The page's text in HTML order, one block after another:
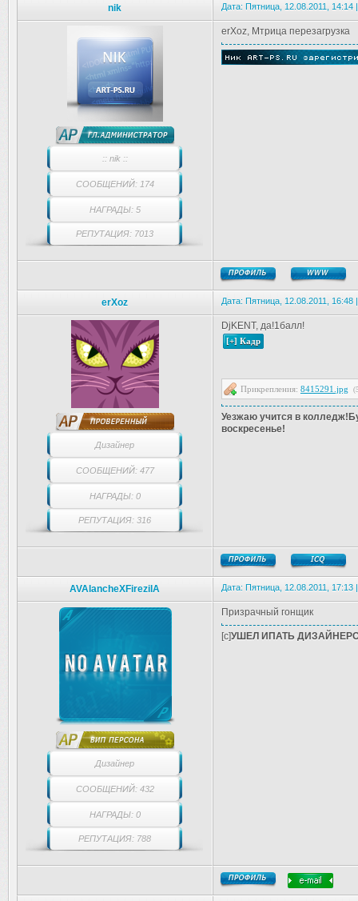
nik Дата: Пятница, 12.08.2011,
:: nik ::
СООБЩЕНИЙ: 174
НАГРАДЫ: 5
РЕПУТАЦИЯ: 7013
erXoz, Мтрица перезагрузка
erXoz Дата: Пятница, 12.08.2011,
Дизайнер
СООБЩЕНИЙ: 477
НАГРАДЫ: 0
РЕПУТАЦИЯ: 316
DjKENT, да!1балл!
Прикрепления: 8415291.jpg
Уезжаю учится в
воскресенье!
AVAlancheXFirezilA Дата: Пятница, 12.08.2011,
Дизайнер
СООБЩЕНИЙ: 432
НАГРАДЫ: 0
РЕПУТАЦИЯ: 788
Призрачный гонщик
[c]УШЕЛ ИПАТЬ